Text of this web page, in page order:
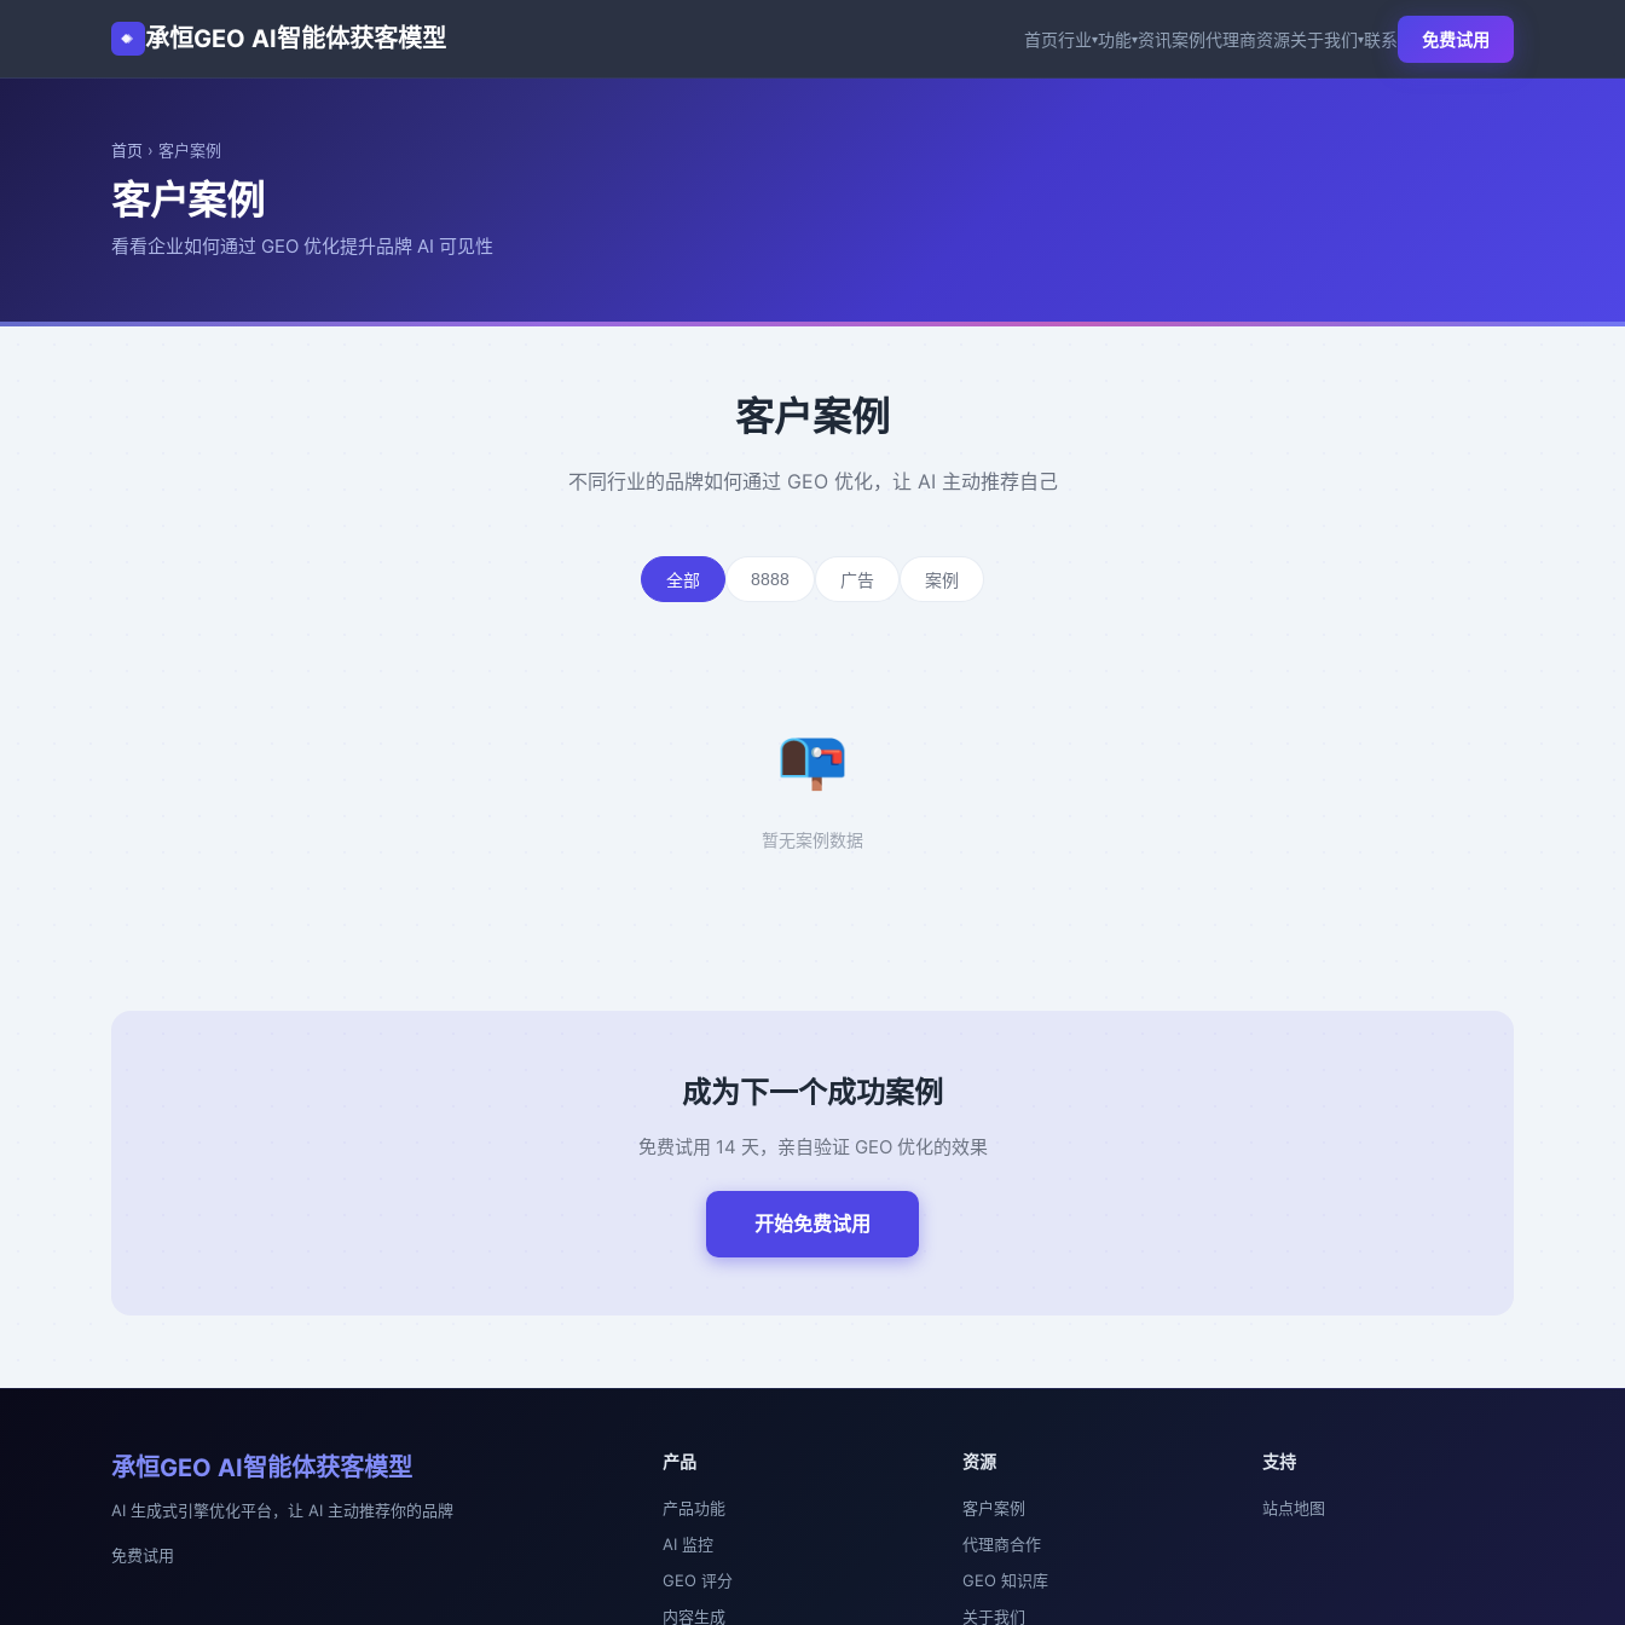
承恒GEO AI智能体获客模型 首页行业▾功能▾资讯案例代理商资源关于我们▾联系 免费试用
首页 › 客户案例
客户案例
看看企业如何通过 GEO 优化提升品牌 AI 可见性
客户案例
不同行业的品牌如何通过 GEO 优化，让 AI 主动推荐自己
全部 8888 广告 案例
📭
暂无案例数据
成为下一个成功案例
免费试用 14 天，亲自验证 GEO 优化的效果
开始免费试用
承恒GEO AI智能体获客模型
AI 生成式引擎优化平台，让 AI 主动推荐你的品牌
免费试用
产品
产品功能
AI 监控
GEO 评分
内容生成
资源
客户案例
代理商合作
GEO 知识库
关于我们
支持
站点地图